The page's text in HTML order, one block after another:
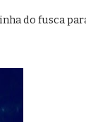
do fusca